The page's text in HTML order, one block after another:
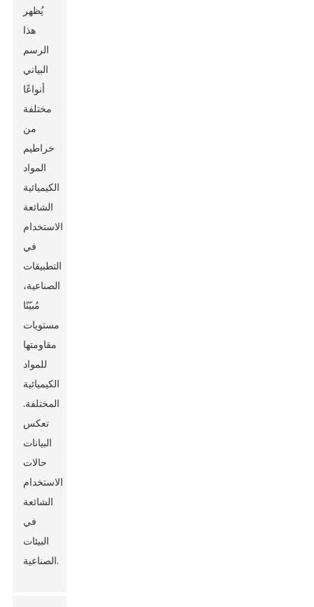
يُظهر
هذا
الرسم
البياني
أنواعًا
مختلفة
من
خراطيم
المواد
الكيميائية
الشائعة
الاستخدام
في
التطبيقات
الصناعية،
مُبيّنًا
مستويات
مقاومتها
للمواد
الكيميائية
المختلفة.
تعكس
البيانات
حالات
الاستخدام
الشائعة
في
البيئات
الصناعية.